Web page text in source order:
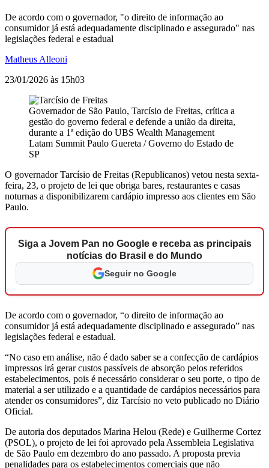
De acordo com o governador, "o direito de informação ao
consumidor já está adequadamente disciplinado e assegurado" nas
legislações federal e estadual
Matheus Alleoni
23/01/2026 às 15h03
Governador de São Paulo, Tarcísio de Freitas, crítica a
gestão do governo federal e defende a união da direita,
durante a 1ª edição do UBS Wealth Management
Latam Summit Paulo Guereta / Governo do Estado de
SP
O governador Tarcísio de Freitas (Republicanos) vetou nesta sexta-
feira, 23, o projeto de lei que obriga bares, restaurantes e casas
noturnas a disponibilizarem cardápio impresso aos clientes em São
Paulo.
Siga a Jovem Pan no Google e receba as principais
notícias do Brasil e do Mundo
Seguir no Google
De acordo com o governador, “o direito de informação ao
consumidor já está adequadamente disciplinado e assegurado” nas
legislações federal e estadual.
“No caso em análise, não é dado saber se a confecção de cardápios
impressos irá gerar custos passíveis de absorção pelos referidos
estabelecimentos, pois é necessário considerar o seu porte, o tipo de
material a ser utilizado e a quantidade de cardápios necessários para
atender os consumidores”, diz Tarcísio no veto publicado no Diário
Oficial.
De autoria dos deputados Marina Helou (Rede) e Guilherme Cortez
(PSOL), o projeto de lei foi aprovado pela Assembleia Legislativa
de São Paulo em dezembro do ano passado. A proposta previa
penalidades para os estabelecimentos comerciais que não